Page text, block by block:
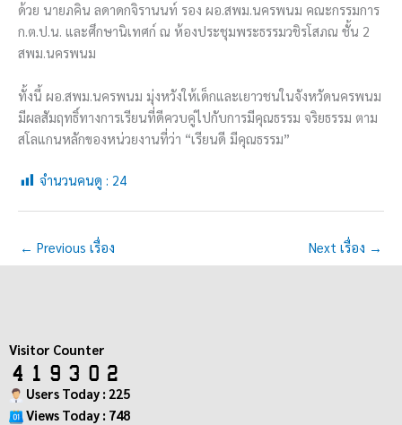
ด้วย นายภคิน ลดาดกจิรานนท์ รอง ผอ.สพม.นครพนม คณะกรรมการ
ก.ต.ป.น. และศึกษานิเทศก์ ณ ห้องประชุมพระธรรมวชิรโสภณ ชั้น 2
สพม.นครพนม
ทั้งนี้ ผอ.สพม.นครพนม มุ่งหวังให้เด็กและเยาวชนในจังหวัดนครพนม
มีผลสัมฤทธิ์ทางการเรียนที่ดีควบคู่ไปกับการมีคุณธรรม จริยธรรม ตาม
สโลแกนหลักของหน่วยงานที่ว่า “เรียนดี มีคุณธรรม”
จำนวนคนดู : 24
← Previous เรื่อง Next เรื่อง →
Visitor Counter
Users Today : 225
Views Today : 748